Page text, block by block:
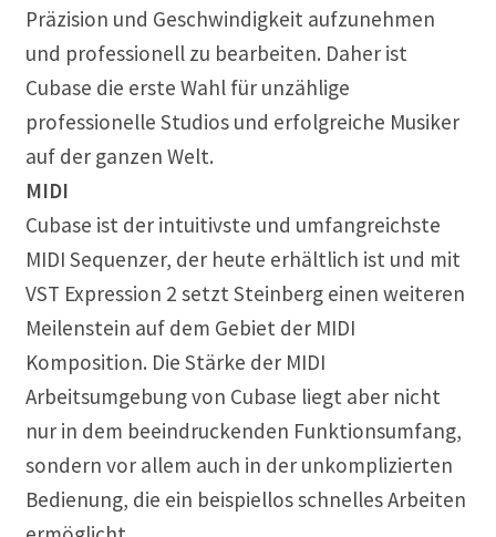
Präzision und Geschwindigkeit aufzunehmen
und professionell zu bearbeiten. Daher ist
Cubase die erste Wahl für unzählige
professionelle Studios und erfolgreiche Musiker
auf der ganzen Welt.
MIDI
Cubase ist der intuitivste und umfangreichste
MIDI Sequenzer, der heute erhältlich ist und mit
VST Expression 2 setzt Steinberg einen weiteren
Meilenstein auf dem Gebiet der MIDI
Komposition. Die Stärke der MIDI
Arbeitsumgebung von Cubase liegt aber nicht
nur in dem beeindruckenden Funktionsumfang,
sondern vor allem auch in der unkomplizierten
Bedienung, die ein beispiellos schnelles Arbeiten